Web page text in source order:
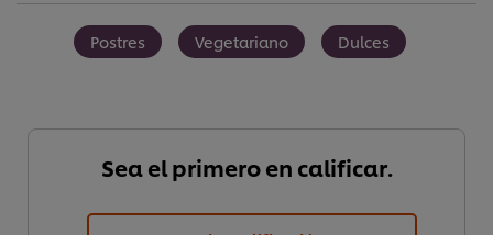
Postres Vegetariano Dulces
Sea el primero en calificar.